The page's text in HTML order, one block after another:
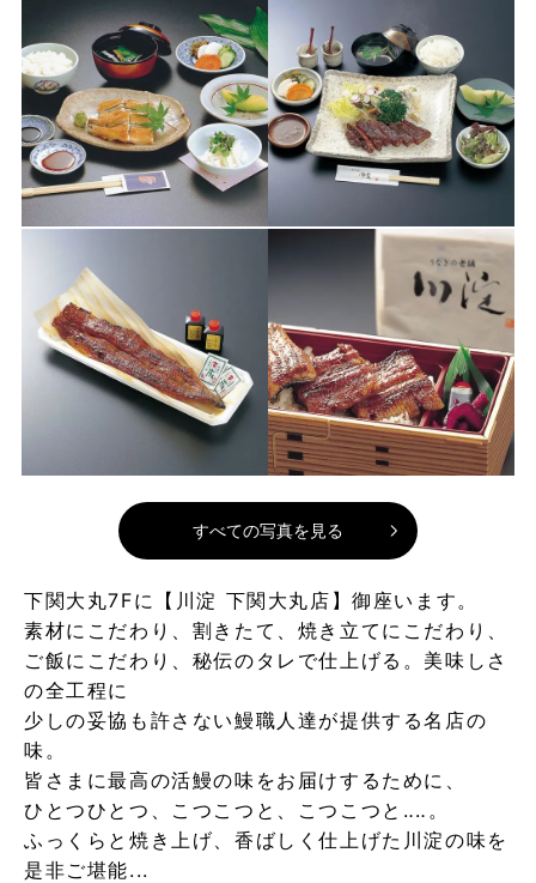
すべての写真を見る
下関大丸7Fに【川淀 下関大丸店】御座います。
素材にこだわり、割きたて、焼き立てにこだわり、
ご飯にこだわり、秘伝のタレで仕上げる。美味しさ
の全工程に
少しの妥協も許さない鰻職人達が提供する名店の
味。
皆さまに最高の活鰻の味をお届けするために、
ひとつひとつ、こつこつと、こつこつと‥‥。
ふっくらと焼き上げ、香ばしく仕上げた川淀の味を
是非ご堪能...